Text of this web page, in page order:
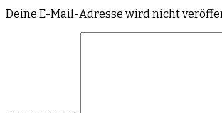
Deine E-Mail-Adresse wird nicht